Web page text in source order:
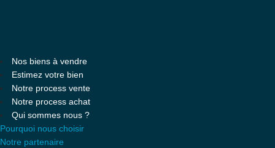
Nos biens à vendre
Estimez votre bien
Notre process vente
Notre process achat
Qui sommes nous ?
Pourquoi nous choisir
Notre partenaire